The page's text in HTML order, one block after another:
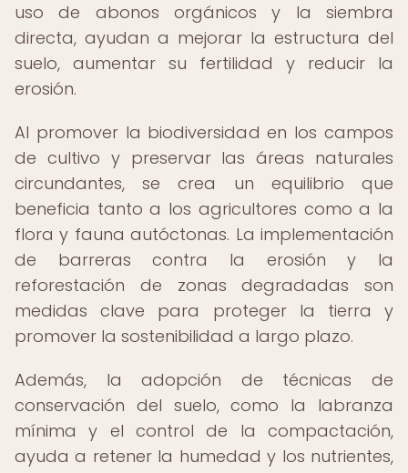
uso de abonos orgánicos y la siembra
directa, ayudan a mejorar la estructura del
suelo, aumentar su fertilidad y reducir la
erosión.
Al promover la biodiversidad en los campos
de cultivo y preservar las áreas naturales
circundantes, se crea un equilibrio que
beneficia tanto a los agricultores como a la
flora y fauna autóctonas. La implementación
de barreras contra la erosión y la
reforestación de zonas degradadas son
medidas clave para proteger la tierra y
promover la sostenibilidad a largo plazo.
Además, la adopción de técnicas de
conservación del suelo, como la labranza
mínima y el control de la compactación,
ayuda a retener la humedad y los nutrientes,